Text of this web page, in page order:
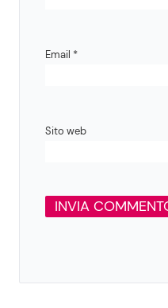
Email *
Sito web